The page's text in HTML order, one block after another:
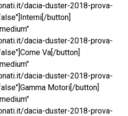
dacia-duster-2018-prova-
button]
dacia-duster-2018-prova-
Va[/button]
dacia-duster-2018-prova-
Motori[/button]
dacia-duster-2018-prova-